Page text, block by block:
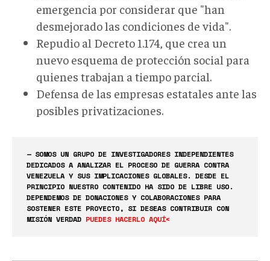
emergencia por considerar que "han
desmejorado las condiciones de vida".
Repudio al Decreto 1.174, que crea un
nuevo esquema de protección social para
quienes trabajan a tiempo parcial.
Defensa de las empresas estatales ante las
posibles privatizaciones.
— SOMOS UN GRUPO DE INVESTIGADORES INDEPENDIENTES
DEDICADOS A ANALIZAR EL PROCESO DE GUERRA CONTRA
VENEZUELA Y SUS IMPLICACIONES GLOBALES. DESDE EL
PRINCIPIO NUESTRO CONTENIDO HA SIDO DE LIBRE USO.
DEPENDEMOS DE DONACIONES Y COLABORACIONES PARA
SOSTENER ESTE PROYECTO, SI DESEAS CONTRIBUIR CON
MISIÓN VERDAD PUEDES HACERLO AQUÍ<